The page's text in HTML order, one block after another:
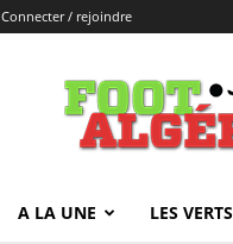
Connecter / rejoindre
A LA UNE LES VERTS